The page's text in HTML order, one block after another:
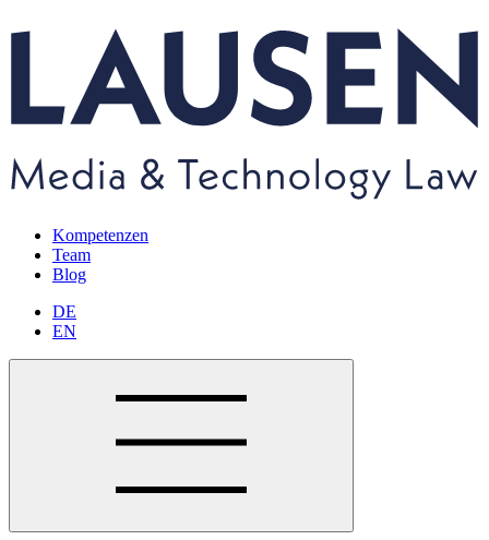
Kompetenzen
Team
Blog
DE
EN